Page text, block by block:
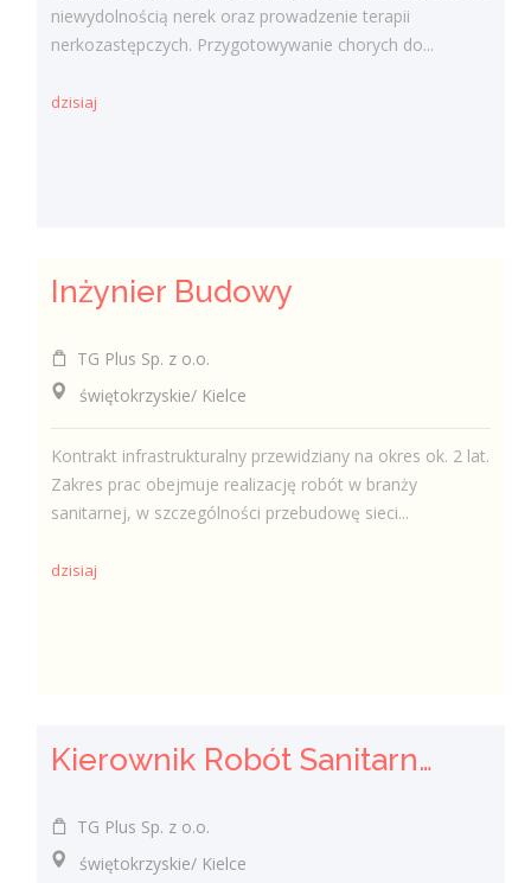
niewydolnością nerek oraz prowadzenie terapii
nerkozastępczych. Przygotowywanie chorych do...
dzisiaj
Inżynier Budowy
TG Plus Sp. z o.o.
świętokrzyskie/ Kielce
Kontrakt infrastrukturalny przewidziany na okres ok. 2 lat.
Zakres prac obejmuje realizację robót w branży
sanitarnej, w szczególności przebudowę sieci...
dzisiaj
Kierownik Robót Sanitarnych
TG Plus Sp. z o.o.
świętokrzyskie/ Kielce